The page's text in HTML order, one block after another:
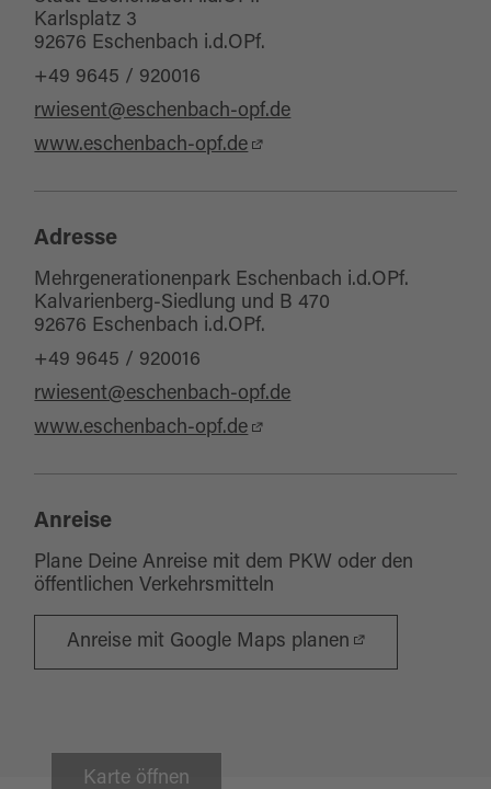
Kinderwagentauglich
Karlsplatz 3
92676 Eschenbach i.d.OPf.
+49 9645 / 920016
rwiesent@eschenbach-opf.de
www.eschenbach-opf.de
Adresse
Mehrgenerationenpark Eschenbach i.d.OPf.
Kalvarienberg-Siedlung und B 470
92676 Eschenbach i.d.OPf.
+49 9645 / 920016
rwiesent@eschenbach-opf.de
www.eschenbach-opf.de
Anreise
Plane Deine Anreise mit dem PKW oder den
öffentlichen Verkehrsmitteln
Anreise mit Google Maps planen
Karte öffnen